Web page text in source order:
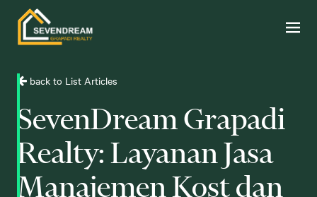
back to List Articles
SevenDream Grapadi
Realty: Layanan Jasa
Manajemen Kost dan